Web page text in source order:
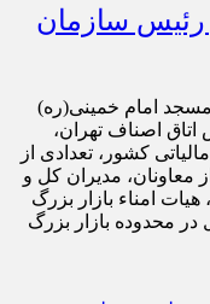
رئیس سازمان
صبح امروز، چهارشنبه 11 بهمن ماه 1402 مسجد امام خمینی(ره)
اتاق اصناف تهران،
کشور، تعدادی از
معاونان، مدیران کل و
امناء بازار بزرگ
محدوده بازار بزرگ